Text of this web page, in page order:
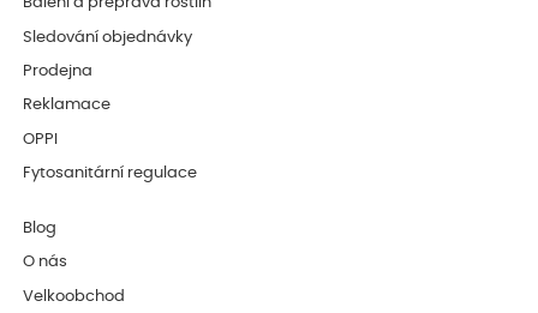
Balení a přeprava rostlin
Sledování objednávky
Prodejna
Reklamace
OPPI
Fytosanitární regulace
Blog
O nás
Velkoobchod